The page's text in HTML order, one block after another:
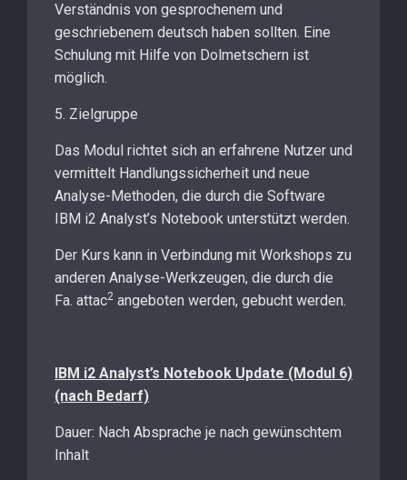
Verständnis von gesprochenem und
geschriebenem deutsch haben sollten. Eine
Schulung mit Hilfe von Dolmetschern ist
möglich.
5. Zielgruppe
Das Modul richtet sich an erfahrene Nutzer und
vermittelt Handlungssicherheit und neue
Analyse-Methoden, die durch die Software
IBM i2 Analyst’s Notebook unterstützt werden.
Der Kurs kann in Verbindung mit Workshops zu
anderen Analyse-Werkzeugen, die durch die
Fa. attac2 angeboten werden, gebucht werden.
IBM i2 Analyst’s Notebook Update (Modul 6)
(nach Bedarf)
Dauer: Nach Absprache je nach gewünschtem
Inhalt